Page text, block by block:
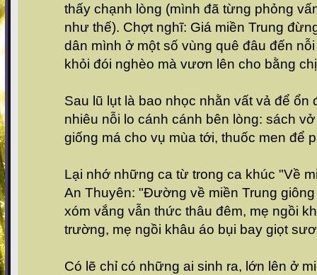
thấy chạnh lòng (mình đã từng phỏng
như thế). Chợt nghĩ: Giá miền Trung
dân mình ở một số vùng quê đâu đến
khỏi đói nghèo mà vươn lên cho bằng
Sau lũ lụt là bao nhọc nhằn vất vả để ổn
nhiêu nỗi lo cánh cánh bên lòng: sách
giống má cho vụ mùa tới, thuốc men để
Lại nhớ những ca từ trong ca khúc "Về
An Thuyên: "Đường về miền Trung
xóm vắng vẫn thức thâu đêm, mẹ ngồi
trường, mẹ ngồi khâu áo bụi bay giọt
Có lẽ chỉ có những ai sinh ra, lớn lên ở